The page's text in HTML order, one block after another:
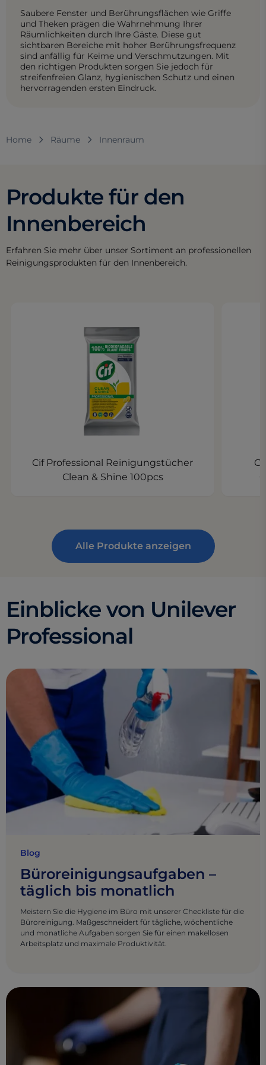
Saubere Fenster und Berührungsflächen wie Griffe
und Theken prägen die Wahrnehmung Ihrer
Räumlichkeiten durch Ihre Gäste. Diese gut
sichtbaren Bereiche mit hoher Berührungsfrequenz
sind anfällig für Keime und Verschmutzungen. Mit
den richtigen Produkten sorgen Sie jedoch für
streifenfreien Glanz, hygienischen Schutz und einen
hervorragenden ersten Eindruck.
Home Räume Innenraum
Produkte für den
Innenbereich
Erfahren Sie mehr über unser Sortiment an professionellen
Reinigungsprodukten für den Innenbereich.
Cif Professional Reinigungstücher
Clean & Shine 100pcs
Alle Produkte anzeigen
Einblicke von Unilever
Professional
Blog
Büroreinigungsaufgaben –
täglich bis monatlich
Meistern Sie die Hygiene im Büro mit unserer Checkliste für die
Büroreinigung. Maßgeschneidert für tägliche, wöchentliche
und monatliche Aufgaben sorgen Sie für einen makellosen
Arbeitsplatz und maximale Produktivität.